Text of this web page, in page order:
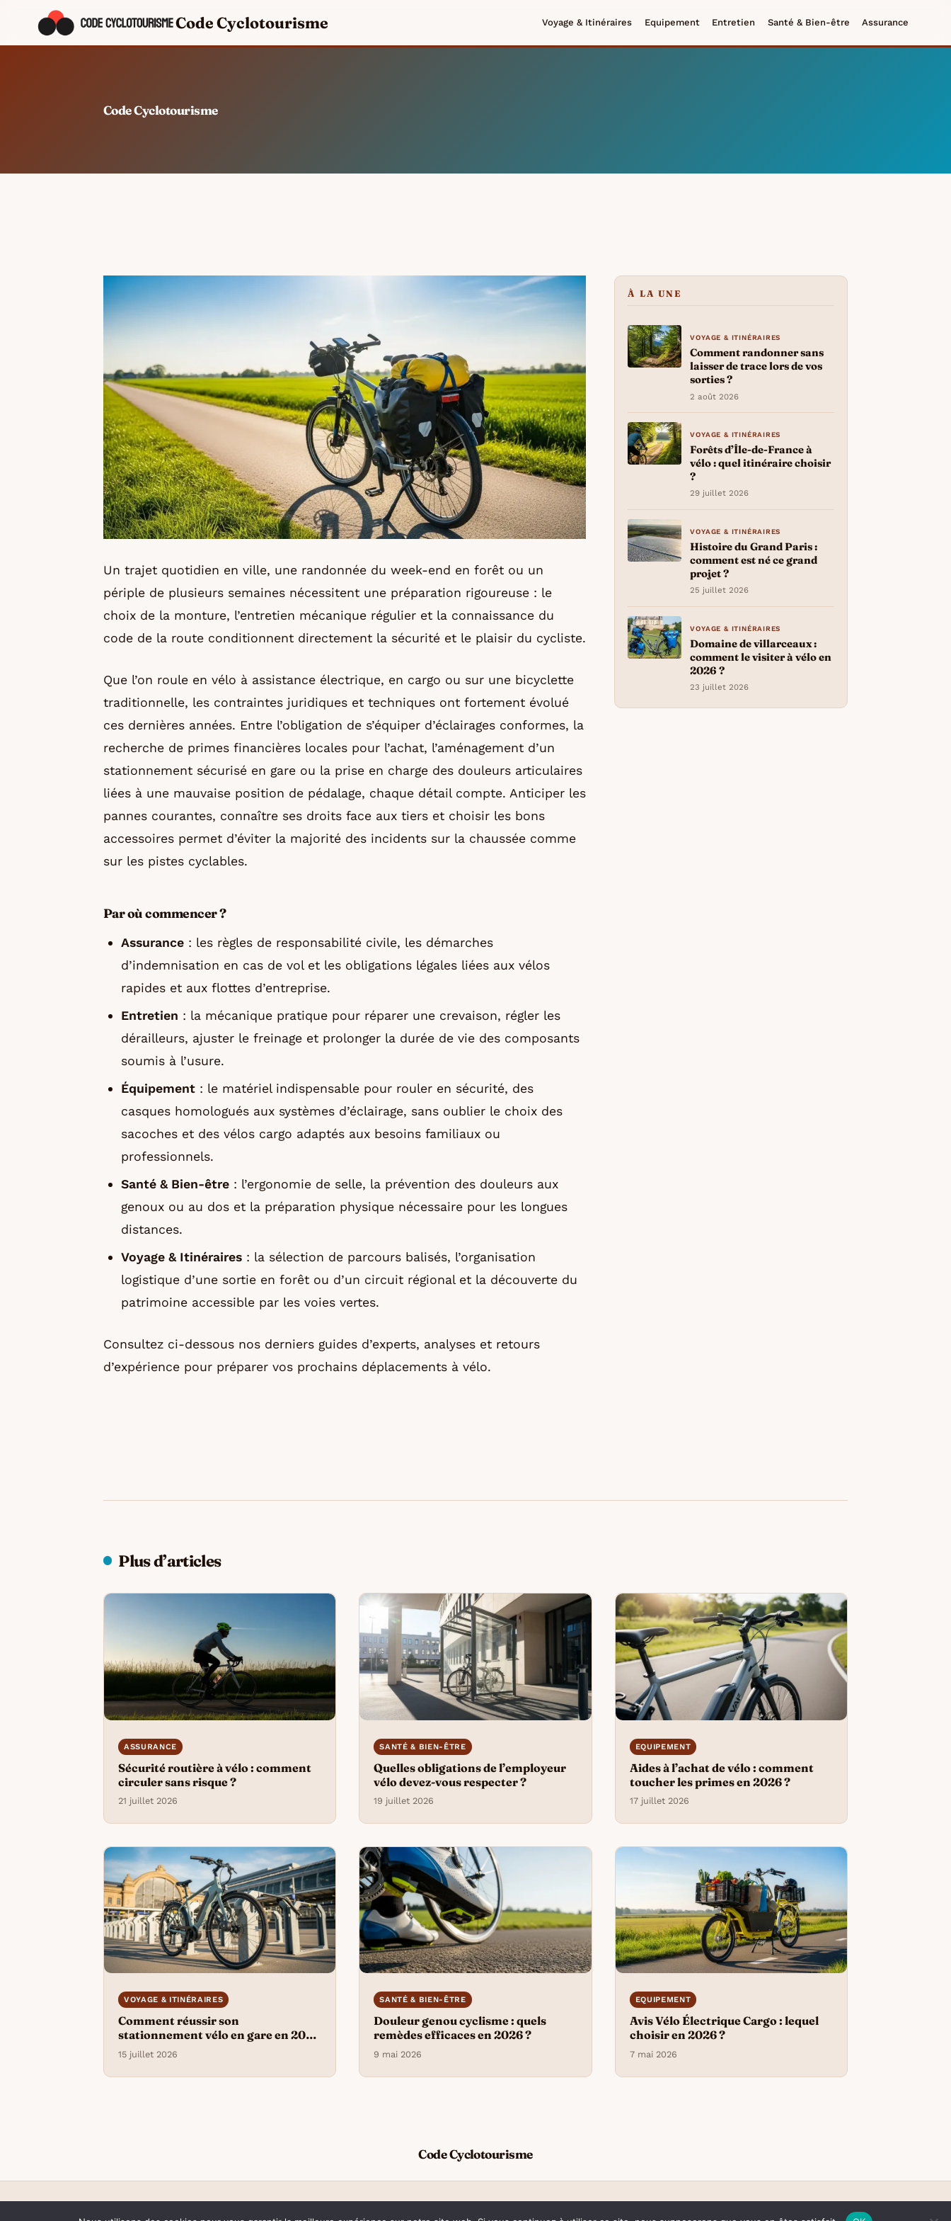
Code Cyclotourisme Voyage & Itinéraires Equipement Entretien Santé & Bien-être Assurance
Code Cyclotourisme
Un trajet quotidien en ville, une randonnée du week-end en forêt ou un
périple de plusieurs semaines nécessitent une préparation rigoureuse : le
choix de la monture, l’entretien mécanique régulier et la connaissance du
code de la route conditionnent directement la sécurité et le plaisir du cycliste.
Que l’on roule en vélo à assistance électrique, en cargo ou sur une bicyclette
traditionnelle, les contraintes juridiques et techniques ont fortement évolué
ces dernières années. Entre l’obligation de s’équiper d’éclairages conformes, la
recherche de primes financières locales pour l’achat, l’aménagement d’un
stationnement sécurisé en gare ou la prise en charge des douleurs articulaires
liées à une mauvaise position de pédalage, chaque détail compte. Anticiper les
pannes courantes, connaître ses droits face aux tiers et choisir les bons
accessoires permet d’éviter la majorité des incidents sur la chaussée comme
sur les pistes cyclables.
Par où commencer ?
Assurance: les règles de responsabilité civile, les démarches
d’indemnisation en cas de vol et les obligations légales liées aux vélos
rapides et aux flottes d’entreprise.
Entretien : la mécanique pratique pour réparer une crevaison, régler les
dérailleurs, ajuster le freinage et prolonger la durée de vie des composants
soumis à l’usure.
Équipement: le matériel indispensable pour rouler en sécurité, des
casques homologués aux systèmes d’éclairage, sans oublier le choix des
sacoches et des vélos cargo adaptés aux besoins familiaux ou
professionnels.
Santé & Bien-être: l’ergonomie de selle, la prévention des douleurs aux
genoux ou au dos et la préparation physique nécessaire pour les longues
distances.
Voyage & Itinéraires: la sélection de parcours balisés, l’organisation
logistique d’une sortie en forêt ou d’un circuit régional et la découverte du
patrimoine accessible par les voies vertes.
Consultez ci-dessous nos derniers guides d’experts, analyses et retours
d’expérience pour préparer vos prochains déplacements à vélo.
À LA UNE
VOYAGE & ITINÉRAIRES
Comment randonner sans
laisser de trace lors de vos
sorties ?
2 août 2026
VOYAGE & ITINÉRAIRES
Forêts d’Île-de-France à
vélo : quel itinéraire choisir
?
29 juillet 2026
VOYAGE & ITINÉRAIRES
Histoire du Grand Paris :
comment est né ce grand
projet ?
25 juillet 2026
VOYAGE & ITINÉRAIRES
Domaine de villarceaux :
comment le visiter à vélo en
2026 ?
23 juillet 2026
Plus d’articles
ASSURANCE
Sécurité routière à vélo : comment
circuler sans risque ?
21 juillet 2026
SANTÉ & BIEN-ÊTRE
Quelles obligations de l’employeur
vélo devez-vous respecter ?
19 juillet 2026
EQUIPEMENT
Aides à l’achat de vélo : comment
toucher les primes en 2026 ?
17 juillet 2026
VOYAGE & ITINÉRAIRES
Comment réussir son
stationnement vélo en gare en 2026
?
15 juillet 2026
SANTÉ & BIEN-ÊTRE
Douleur genou cyclisme : quels
remèdes efficaces en 2026 ?
9 mai 2026
EQUIPEMENT
Avis Vélo Électrique Cargo : lequel
choisir en 2026 ?
7 mai 2026
Code Cyclotourisme